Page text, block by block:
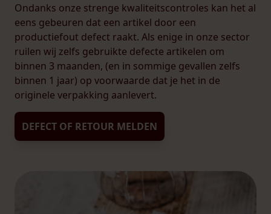
Ondanks onze strenge kwaliteitscontroles kan het al
eens gebeuren dat een artikel door een
productiefout defect raakt. Als enige in onze sector
ruilen wij zelfs gebruikte defecte artikelen om
binnen 3 maanden, (en in sommige gevallen zelfs
binnen 1 jaar) op voorwaarde dat je het in de
originele verpakking aanlevert.
DEFECT OF RETOUR MELDEN